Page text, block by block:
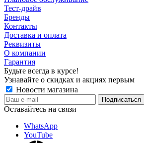
Тест-драйв
Бренды
Контакты
Доставка и оплата
Реквизиты
О компании
Гарантия
Будьте всегда в курсе!
Узнавайте о скидках и акциях первым
Новости магазина
Оставайтесь на связи
WhatsApp
YouTube